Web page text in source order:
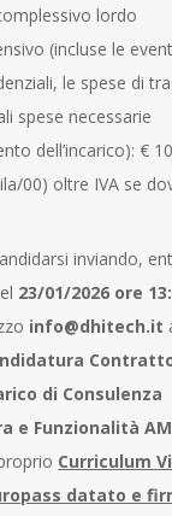
lordo
(incluse le
le spese di
spese necessarie
dell’incarico): €
00) oltre IVA se
inviando,
23/01/2026 ore
info@dhitech.it
Contratto
di Consulenza
e Funzionalità
Curriculum
datato e